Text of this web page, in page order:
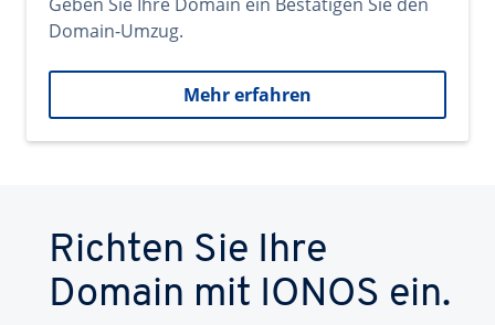
Domain-Umzug.
Mehr erfahren
Richten Sie Ihre
Domain mit IONOS ein.